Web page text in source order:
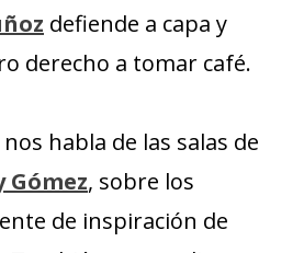
defiende a capa y
derecho a tomar café.
nos habla de las salas de
Gómez, sobre los
de inspiración de